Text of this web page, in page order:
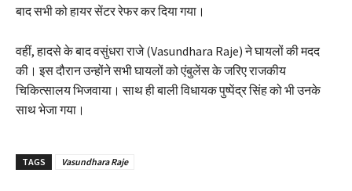
बाद सभी को हायर सेंटर रेफर कर दिया गया।
वहीं, हादसे के बाद वसुंधरा राजे (Vasundhara Raje) ने घायलों की मदद
की। इस दौरान उन्होंने सभी घायलों को एंबुलेंस के जरिए राजकीय
चिकित्सालय भिजवाया। साथ ही बाली विधायक पुष्पेंद्र सिंह को भी उनके
साथ भेजा गया।
TAGS Vasundhara Raje